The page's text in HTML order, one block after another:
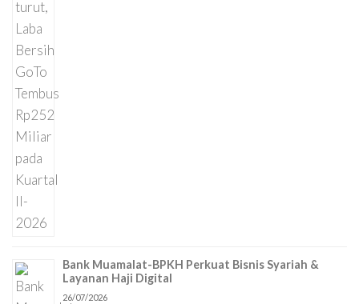
Bank Muamalat-BPKH Perkuat Bisnis Syariah &
Layanan Haji Digital
26/07/2026